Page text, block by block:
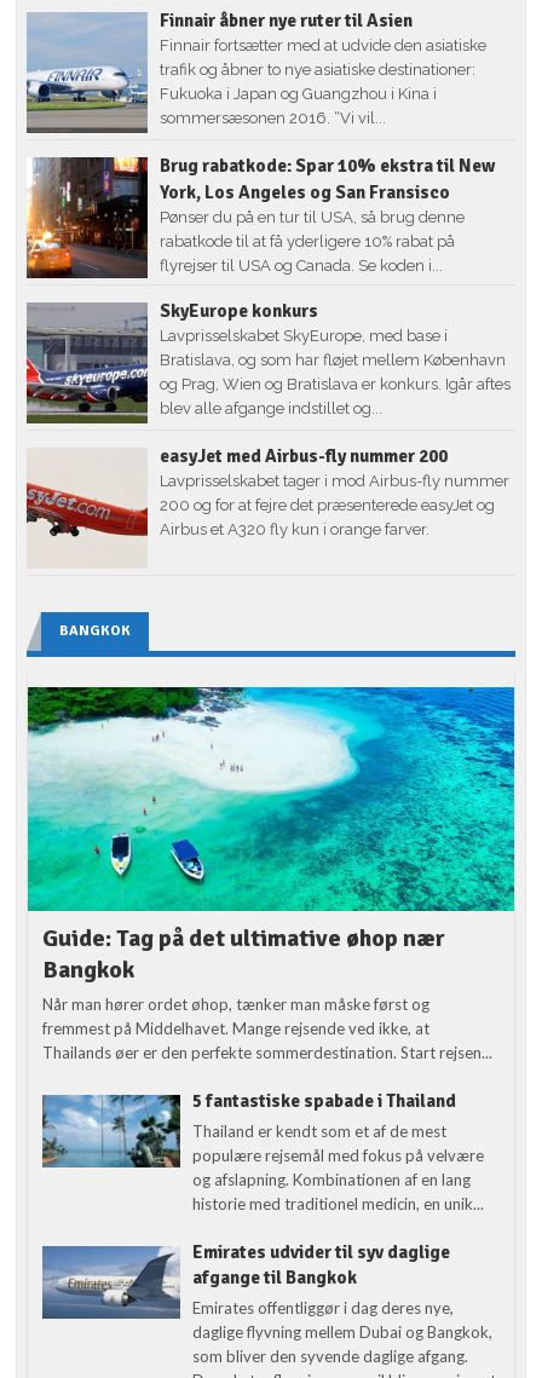
Finnair åbner nye ruter til Asien
Finnair fortsætter med at udvide den asiatiske
trafik og åbner to nye asiatiske destinationer:
Fukuoka i Japan og Guangzhou i Kina i
sommersæsonen 2016. “Vi vil...
Brug rabatkode: Spar 10% ekstra til New
York, Los Angeles og San Fransisco
Pønser du på en tur til USA, så brug denne
rabatkode til at få yderligere 10% rabat på
flyrejser til USA og Canada. Se koden i...
SkyEurope konkurs
Lavprisselskabet SkyEurope, med base i
Bratislava, og som har fløjet mellem København
og Prag, Wien og Bratislava er konkurs. Igår aftes
blev alle afgange indstillet og...
easyJet med Airbus-fly nummer 200
Lavprisselskabet tager i mod Airbus-fly nummer
200 og for at fejre det præsenterede easyJet og
Airbus et A320 fly kun i orange farver.
BANGKOK
Guide: Tag på det ultimative øhop nær
Bangkok
Når man hører ordet øhop, tænker man måske først og
fremmest på Middelhavet. Mange rejsende ved ikke, at
Thailands øer er den perfekte sommerdestination. Start rejsen...
5 fantastiske spabade i Thailand
Thailand er kendt som et af de mest
populære rejsemål med fokus på velvære
og afslapning. Kombinationen af en lang
historie med traditionel medicin, en unik...
Emirates udvider til syv daglige
afgange til Bangkok
Emirates offentliggør i dag deres nye,
daglige flyvning mellem Dubai og Bangkok,
som bliver den syvende daglige afgang.